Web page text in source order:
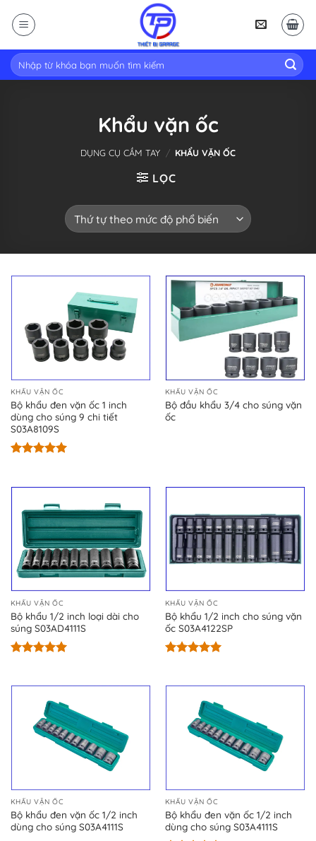
Tìm
kiếm:
Khẩu vặn ốc
DỤNG CỤ CẦM TAY / KHẨU VẶN ỐC
LỌC
KHẨU VẶN ỐC
Bộ khẩu đen vặn ốc 1 inch
dùng cho súng 9 chi tiết
S03A8109S
5 sao
KHẨU VẶN ỐC
Bộ đầu khẩu 3/4 cho súng vặn
ốc
KHẨU VẶN ỐC
Bộ khẩu 1/2 inch loại dài cho
súng S03AD4111S
5 sao
KHẨU VẶN ỐC
Bộ khẩu 1/2 inch cho súng vặn
ốc S03A4122SP
5 sao
KHẨU VẶN ỐC
Bộ khẩu đen vặn ốc 1/2 inch
dùng cho súng S03A4111S
KHẨU VẶN ỐC
Bộ khẩu đen vặn ốc 1/2 inch
dùng cho súng S03A4111S